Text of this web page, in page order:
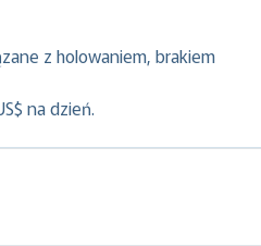
z holowaniem, brakiem
na dzień.